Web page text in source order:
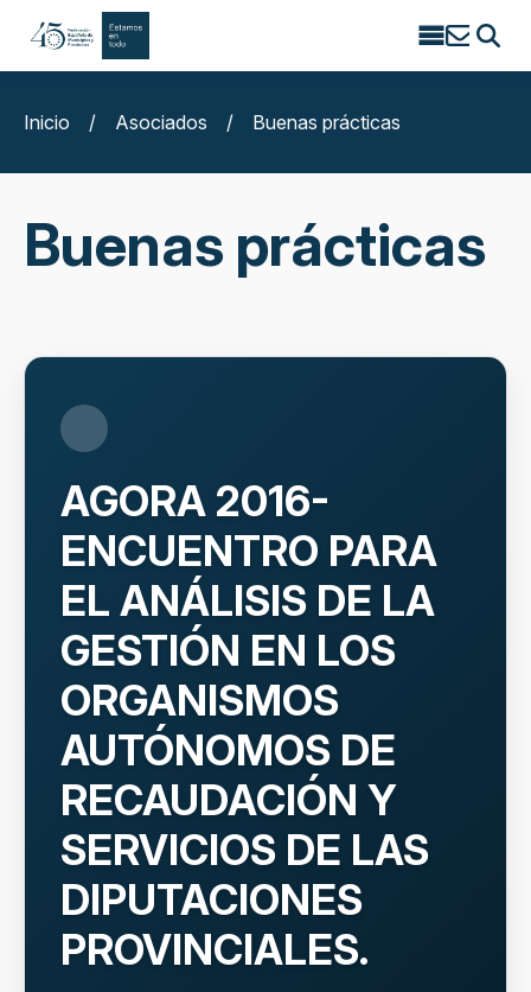
Search
Inicio
/ Asociados / Buenas prácticas
Buenas prácticas
AGORA 2016-
ENCUENTRO PARA
EL ANÁLISIS DE LA
GESTIÓN EN LOS
ORGANISMOS
AUTÓNOMOS DE
RECAUDACIÓN Y
SERVICIOS DE LAS
DIPUTACIONES
PROVINCIALES.